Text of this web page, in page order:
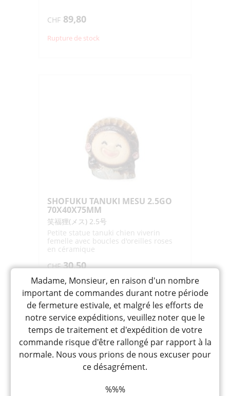
CHF 89,80
Rupture de stock
SHOFUKU TANUKI MESU 2.5GO
70X40X75MM
笑福狸(メス) 2.5号
Petite statue tanuki chien viverin
femelle avec boucles d'oreilles roses
en céramique
CHF30,50
Rupture de stock
Madame, Monsieur, en raison d'un nombre
important de commandes durant notre période
de fermeture estivale, et malgré les efforts de
notre service expéditions, veuillez noter que le
temps de traitement et d'expédition de votre
commande risque d'être rallongé par rapport à la
normale. Nous vous prions de nous excuser pour
ce désagrément.
%%%